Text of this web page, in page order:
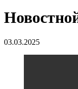
03.03.2025